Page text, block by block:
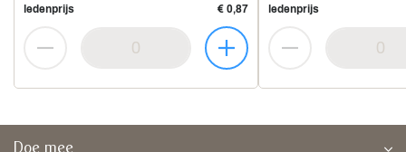
ledenprijs
€ 0,87
ledenprijs
Doe mee